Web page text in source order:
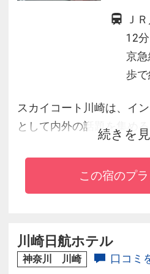
Ｊ
12分
京
歩で
スカイコート川崎は、イ
として内外の話題を集め
ています。東京へ１８分
ットワークの良さ。京浜
てご活躍の皆様に、快適
後泊でのご利用にも最適で
続きを
この宿のプ
川崎日航ホテル
神奈川 川崎 口コミ